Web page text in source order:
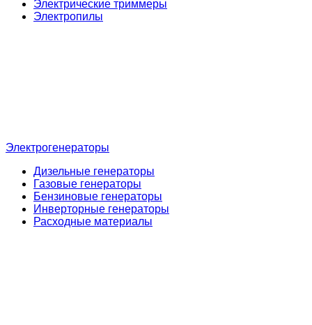
Электрические триммеры
Электропилы
Электрогенераторы
Дизельные генераторы
Газовые генераторы
Бензиновые генераторы
Инверторные генераторы
Расходные материалы